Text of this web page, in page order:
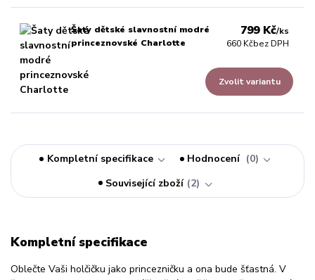
Šaty dětské slavnostní modré
princeznovské Charlotte
799 Kč/ks
660 Kčbez DPH
Zvolit variantu
Kompletní specifikace Hodnocení
0
Související zboží 2
Kompletní specifikace
Oblečte Vaši holčičku jako princezničku a ona bude šťastná. V